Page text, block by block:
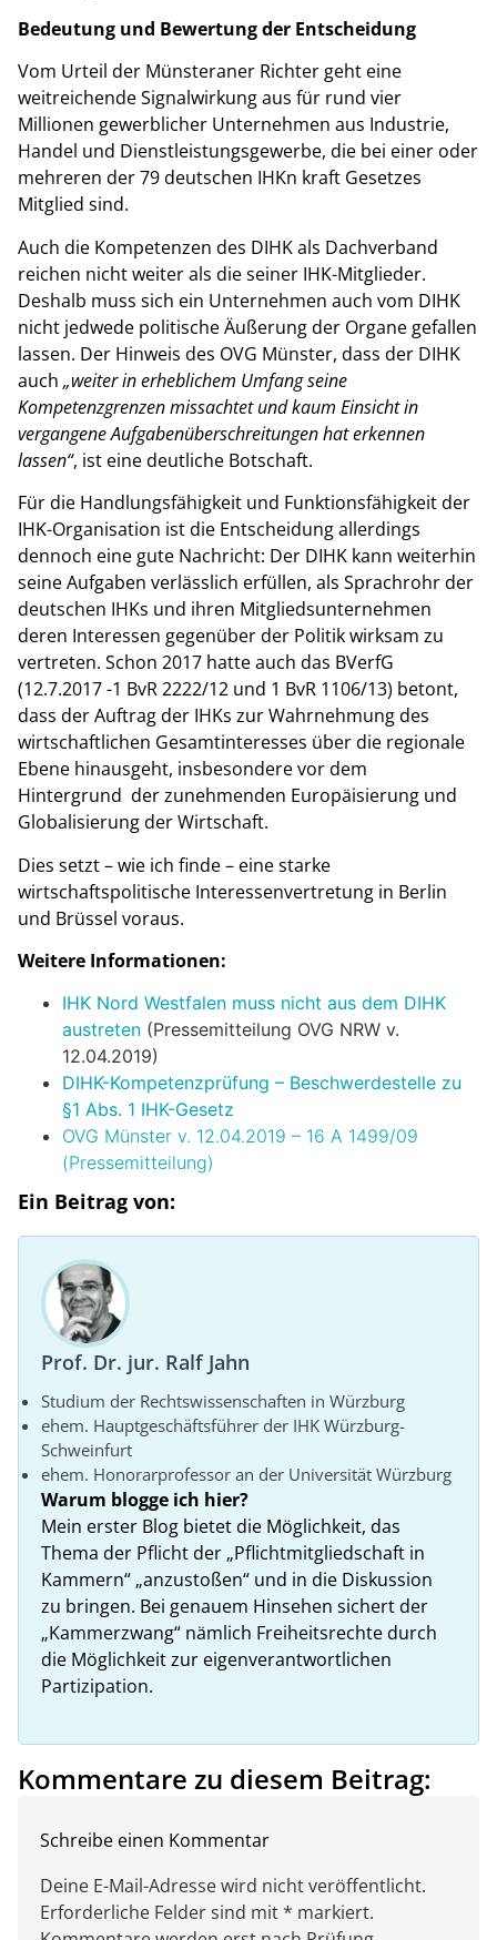
Bedeutung und Bewertung der Entscheidung
Vom Urteil der Münsteraner Richter geht eine
weitreichende Signalwirkung aus für rund vier
Millionen gewerblicher Unternehmen aus Industrie,
Handel und Dienstleistungsgewerbe, die bei einer oder
mehreren der 79 deutschen IHKn kraft Gesetzes
Mitglied sind.
Auch die Kompetenzen des DIHK als Dachverband
reichen nicht weiter als die seiner IHK-Mitglieder.
Deshalb muss sich ein Unternehmen auch vom DIHK
nicht jedwede politische Äußerung der Organe gefallen
lassen. Der Hinweis des OVG Münster, dass der DIHK
auch „weiter in erheblichem Umfang seine
Kompetenzgrenzen missachtet und kaum Einsicht in
vergangene Aufgabenüberschreitungen hat erkennen
lassen“, ist eine deutliche Botschaft.
Für die Handlungsfähigkeit und Funktionsfähigkeit der
IHK-Organisation ist die Entscheidung allerdings
dennoch eine gute Nachricht: Der DIHK kann weiterhin
seine Aufgaben verlässlich erfüllen, als Sprachrohr der
deutschen IHKs und ihren Mitgliedsunternehmen
deren Interessen gegenüber der Politik wirksam zu
vertreten. Schon 2017 hatte auch das BVerfG
(12.7.2017 -1 BvR 2222/12 und 1 BvR 1106/13) betont,
dass der Auftrag der IHKs zur Wahrnehmung des
wirtschaftlichen Gesamtinteresses über die regionale
Ebene hinausgeht, insbesondere vor dem
Hintergrund der zunehmenden Europäisierung und
Globalisierung der Wirtschaft.
Dies setzt – wie ich finde – eine starke
wirtschaftspolitische Interessenvertretung in Berlin
und Brüssel voraus.
Weitere Informationen:
IHK Nord Westfalen muss nicht aus dem DIHK
austreten (Pressemitteilung OVG NRW v.
12.04.2019)
DIHK-Kompetenzprüfung – Beschwerdestelle zu
§1 Abs. 1 IHK-Gesetz
OVG Münster v. 12.04.2019 – 16 A 1499/09
(Pressemitteilung)
Ein Beitrag von:
Prof. Dr. jur. Ralf Jahn
Studium der Rechtswissenschaften in Würzburg
ehem. Hauptgeschäftsführer der IHK Würzburg-
Schweinfurt
ehem. Honorarprofessor an der Universität Würzburg
Warum blogge ich hier?
Mein erster Blog bietet die Möglichkeit, das
Thema der Pflicht der „Pflichtmitgliedschaft in
Kammern“ „anzustoßen“ und in die Diskussion
zu bringen. Bei genauem Hinsehen sichert der
„Kammerzwang“ nämlich Freiheitsrechte durch
die Möglichkeit zur eigenverantwortlichen
Partizipation.
Kommentare zu diesem Beitrag:
Schreibe einen Kommentar
Deine E-Mail-Adresse wird nicht veröffentlicht.
Erforderliche Felder sind mit * markiert.